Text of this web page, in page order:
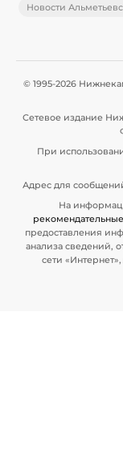
Новости
© 1995-2026
Сетевое издание
При
Адрес для
На
предоставления
анализа сведений,
сети